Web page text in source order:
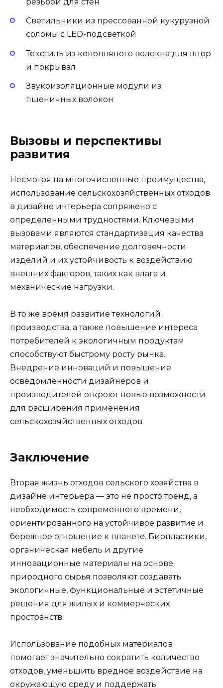
Светильники из прессованной кукурузной
соломы с LED-подсветкой
Текстиль из конопляного волокна для штор
и покрывал
Звукоизоляционные модули из
пшеничных волокон
Вызовы и перспективы
развития
Несмотря на многочисленные преимущества,
использование сельскохозяйственных отходов
в дизайне интерьера сопряжено с
определенными трудностями. Ключевыми
вызовами являются стандартизация качества
материалов, обеспечение долговечности
изделий и их устойчивость к воздействию
внешних факторов, таких как влага и
механические нагрузки.
В то же время развитие технологий
производства, а также повышение интереса
потребителей к экологичным продуктам
способствуют быстрому росту рынка.
Внедрение инноваций и повышение
осведомленности дизайнеров и
производителей откроют новые возможности
для расширения применения
сельскохозяйственных отходов.
Заключение
Вторая жизнь отходов сельского хозяйства в
дизайне интерьера — это не просто тренд, а
необходимость современного времени,
ориентированного на устойчивое развитие и
бережное отношение к планете. Биопластики,
органическая мебель и другие
инновационные материалы на основе
природного сырья позволяют создавать
экологичные, функциональные и эстетичные
решения для жилых и коммерческих
пространств.
Использование подобных материалов
помогает значительно сократить количество
отходов, уменьшить вредное воздействие на
окружающую среду и поддержать